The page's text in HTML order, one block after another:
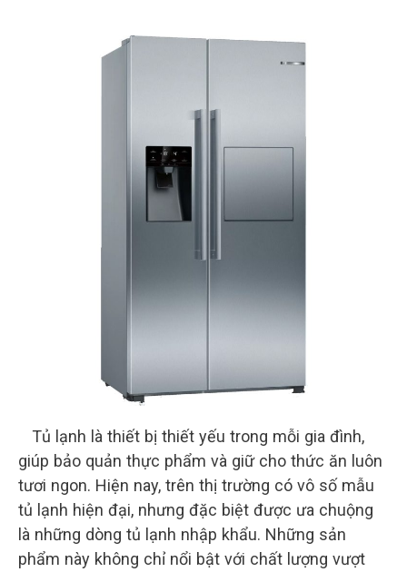
Tủ lạnh là thiết bị thiết yếu trong mỗi gia đình,
giúp bảo quản thực phẩm và giữ cho thức ăn luôn
tươi ngon. Hiện nay, trên thị trường có vô số mẫu
tủ lạnh hiện đại, nhưng đặc biệt được ưa chuộng
là những dòng tủ lạnh nhập khẩu. Những sản
phẩm này không chỉ nổi bật với chất lượng vượt